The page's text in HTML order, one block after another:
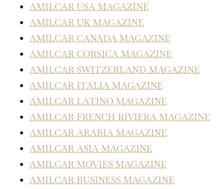
AMILCAR USA MAGAZINE
AMILCAR UK MAGAZINE
AMILCAR CANADA MAGAZINE
AMILCAR CORSICA MAGAZINE
AMILCAR SWITZERLAND MAGAZINE
AMILCAR ITALIA MAGAZINE
AMILCAR LATINO MAGAZINE
AMILCAR FRENCH RIVIERA MAGAZINE
AMILCAR ARABIA MAGAZINE
AMILCAR ASIA MAGAZINE
AMILCAR MOVIES MAGAZINE
AMILCAR BUSINESS MAGAZINE